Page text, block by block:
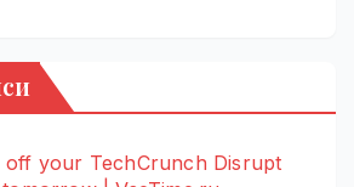
your TechCrunch Disrupt